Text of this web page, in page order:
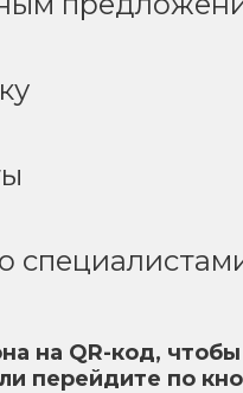
на QR-код, чтобы
перейдите по